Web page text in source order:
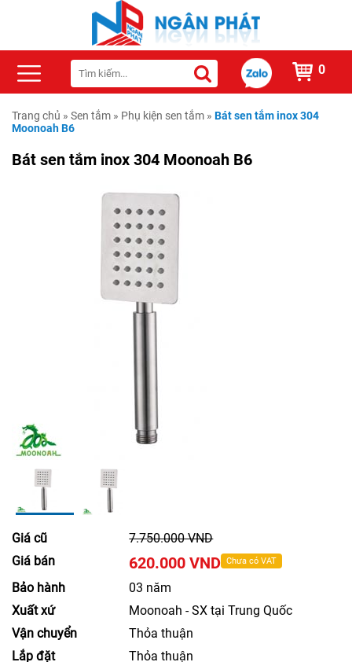
0
Trang chủ » Sen tắm » Phụ kiện sen tắm » Bát sen tắm inox 304
Moonoah B6
Bát sen tắm inox 304 Moonoah B6
Giá cũ
7.750.000 VND
Giá bán
620.000 VND Chưa có VAT
Bảo hành
03 năm
Xuất xứ
Moonoah - SX tại Trung Quốc
Vận chuyển
Thỏa thuận
Lắp đặt
Thỏa thuận